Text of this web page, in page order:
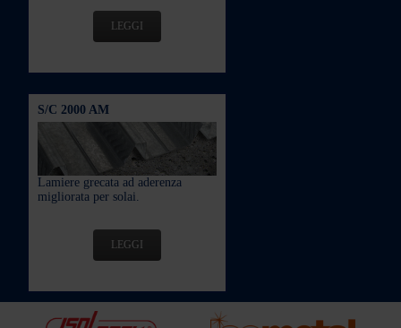
LEGGI
S/C 2000 AM
Lamiere grecata ad aderenza
migliorata per solai.
LEGGI